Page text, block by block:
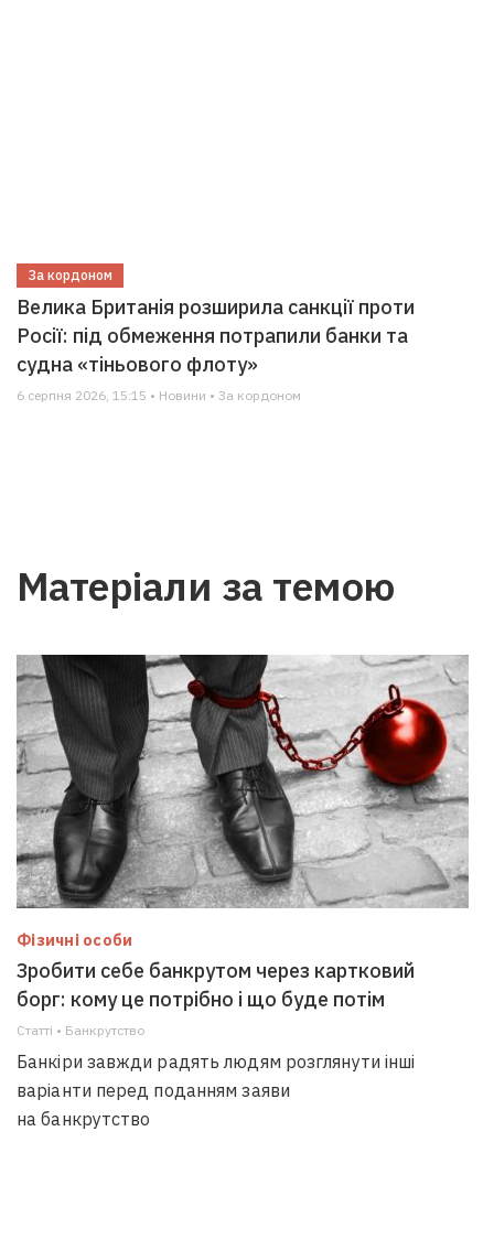
За кордоном
Велика Британія розширила санкції проти
Росії: під обмеження потрапили банки та
судна «тіньового флоту»
6 серпня 2026, 15:15 • Новини • За кордоном
Матеріали за темою
Фізичні особи
Зробити себе банкрутом через картковий
борг: кому це потрібно і що буде потім
Статті • Банкрутство
Банкіри завжди радять людям розглянути інші
варіанти перед поданням заяви
на банкрутство